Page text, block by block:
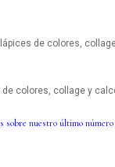
de colores,
colores, collage y
sobre nuestro último